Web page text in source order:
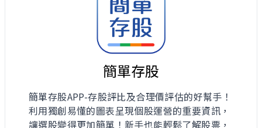
簡單存股
簡單存股APP-存股評比及合理價評估的好幫手！
利用獨創易懂的圖表呈現個股運營的重要資訊，
讓選股變得更加簡單！新手也能輕鬆了解股票，